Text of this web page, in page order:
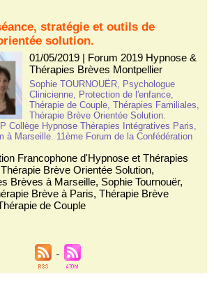
stratégie et outils de
solution.
01/05/2019| Forum 2019 Hypnose &
Thérapies Brèves Montpellier
Sophie TOURNOUËR, Psychologue
Clinicienne, Protection de l'enfance,
Thérapie de Couple, Thérapies Familiales,
Thérapie Brève Orientée Solution.
Collège Hypnose Thérapies Intégratives Paris,
à Marseille. 11ème Forum de la Confédération
Francophone d'Hypnose et Thérapies
Brève Orientée Solution,
Brèves à Marseille, Sophie Tournouër,
Brève à Paris, Thérapie Brève
de Couple